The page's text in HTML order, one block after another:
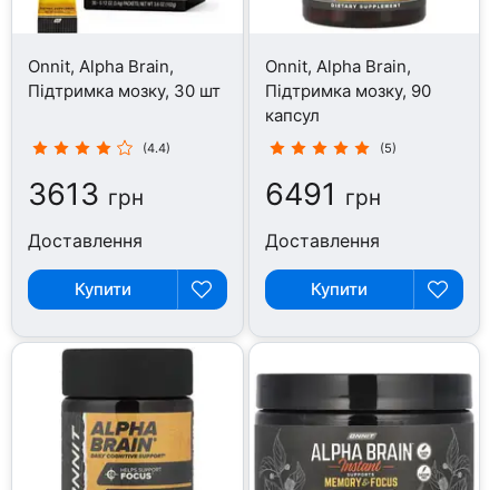
Onnit, Alpha Brain,
Підтримка мозку, 30 шт
(4.4)
3613 грн
Доставлення
Купити
Onnit, Alpha Brain,
Підтримка мозку, 90
капсул
(5)
6491 грн
Доставлення
Купити